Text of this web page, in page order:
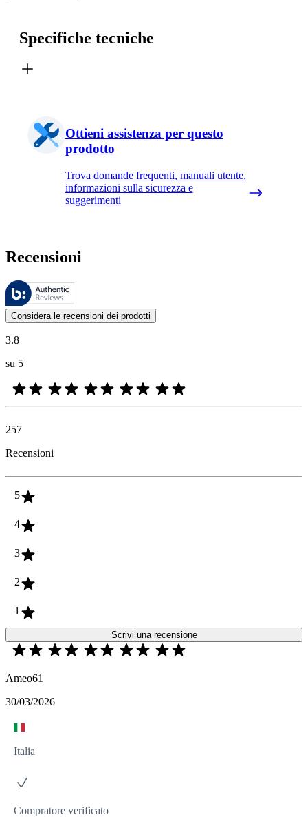
Specifiche tecniche
Ottieni assistenza per questo
prodotto
Trova domande frequenti, manuali utente,
informazioni sulla sicurezza e
suggerimenti
Recensioni
Queste recensioni sono gestite da Bazaarvoice e sono conformi
Le valutazioni dei prodotti e le classificazioni in stelle da parte degli
Considera le recensioni dei prodotti
3.8
su 5
257
Recensioni
5
4
3
2
1
Scrivi una recensione
Ameo61
30/03/2026
Italia
Compratore verificato